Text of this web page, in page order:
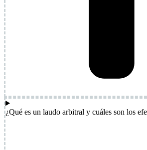
¿Qué es un laudo arbitral y cuáles son los